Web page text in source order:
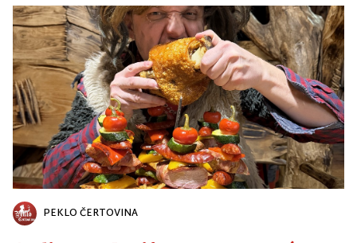
PEKLO ČERTOVINA